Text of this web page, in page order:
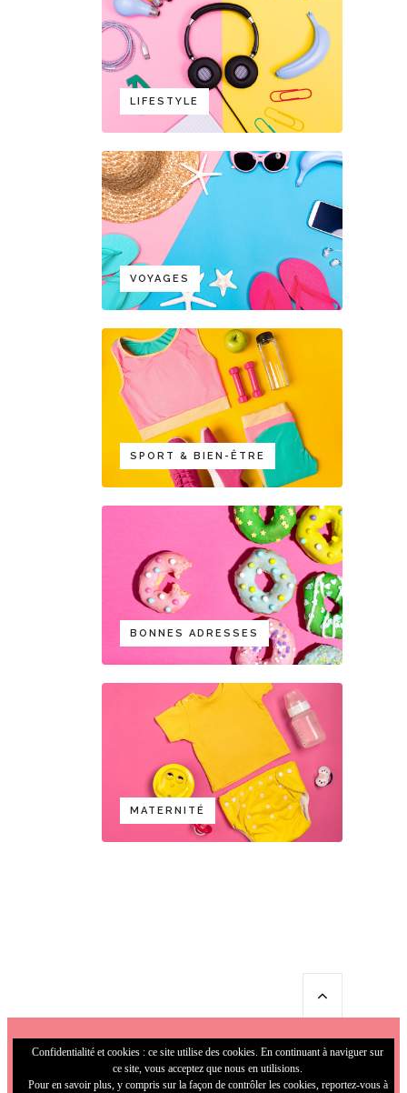
LIFESTYLE
VOYAGES
SPORT & BIEN-ÊTRE
BONNES ADRESSES
MATERNITÉ
Confidentialité et cookies : ce site utilise des cookies. En continuant à naviguer sur
ce site, vous acceptez que nous en utilisions.
Pour en savoir plus, y compris sur la façon de contrôler les cookies, reportez-vous à